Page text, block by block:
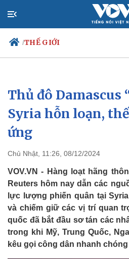
/THẾ GIỚI
Chính trị
Đảng
Tổ chức nhân sự
Quốc hội
Nhận diện sự thật
Thủ đô Damascus
Syria hỗn loạn,
ứng
Chủ Nhật, 11:26, 08/12/2024
VOV.VN - Hàng loạt hãng
Reuters hôm nay dẫn các
lực lượng phiến quân tại
và chiếm giữ các vị trí quan
quốc đã bắt đầu sơ tán các
trong khi Mỹ, Trung Quốc,
kêu gọi công dân nhanh